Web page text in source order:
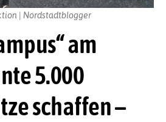
am
5.000
schaffen –
| Nordstadtblogger